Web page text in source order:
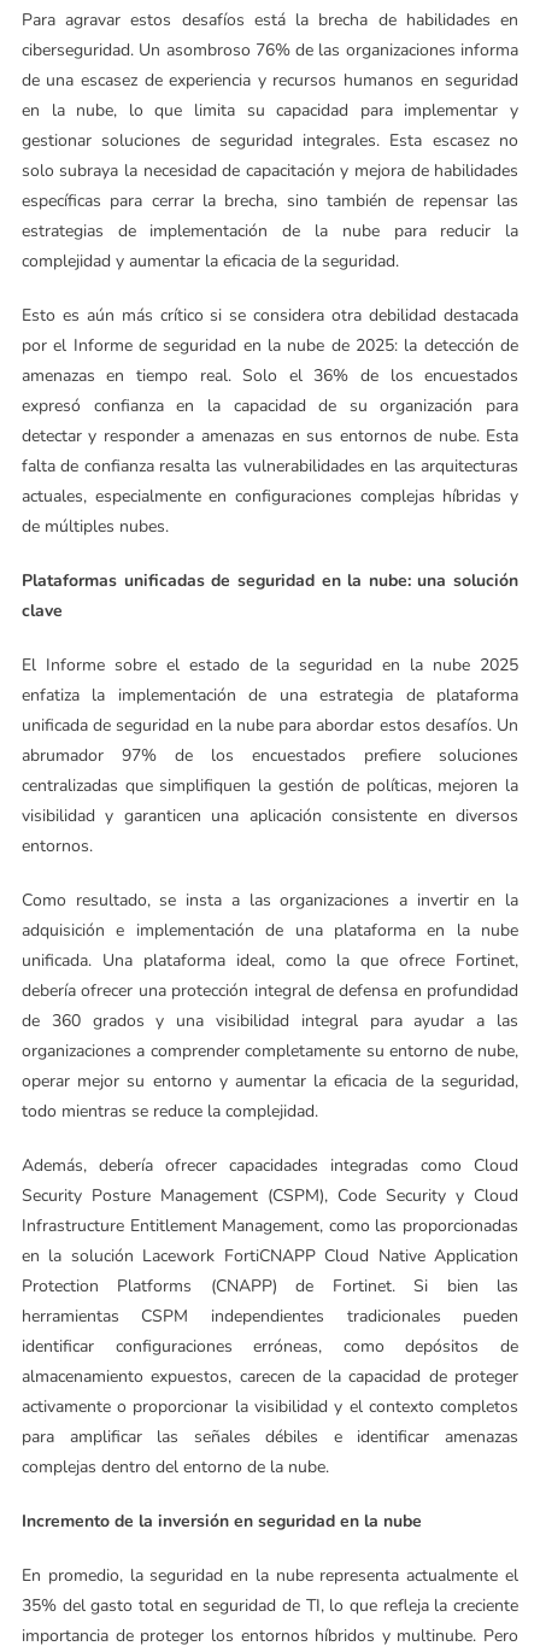
Para agravar estos desafíos está la brecha de habilidades en
ciberseguridad. Un asombroso 76% de las organizaciones informa
de una escasez de experiencia y recursos humanos en seguridad
en la nube, lo que limita su capacidad para implementar y
gestionar soluciones de seguridad integrales. Esta escasez no
solo subraya la necesidad de capacitación y mejora de habilidades
específicas para cerrar la brecha, sino también de repensar las
estrategias de implementación de la nube para reducir la
complejidad y aumentar la eficacia de la seguridad.
Esto es aún más crítico si se considera otra debilidad destacada
por el Informe de seguridad en la nube de 2025: la detección de
amenazas en tiempo real. Solo el 36% de los encuestados
expresó confianza en la capacidad de su organización para
detectar y responder a amenazas en sus entornos de nube. Esta
falta de confianza resalta las vulnerabilidades en las arquitecturas
actuales, especialmente en configuraciones complejas híbridas y
de múltiples nubes.
Plataformas unificadas de seguridad en la nube: una solución
clave
El Informe sobre el estado de la seguridad en la nube 2025
enfatiza la implementación de una estrategia de plataforma
unificada de seguridad en la nube para abordar estos desafíos. Un
abrumador 97% de los encuestados prefiere soluciones
centralizadas que simplifiquen la gestión de políticas, mejoren la
visibilidad y garanticen una aplicación consistente en diversos
entornos.
Como resultado, se insta a las organizaciones a invertir en la
adquisición e implementación de una plataforma en la nube
unificada. Una plataforma ideal, como la que ofrece Fortinet,
debería ofrecer una protección integral de defensa en profundidad
de 360 ​​grados y una visibilidad integral para ayudar a las
organizaciones a comprender completamente su entorno de nube,
operar mejor su entorno y aumentar la eficacia de la seguridad,
todo mientras se reduce la complejidad.
Además, debería ofrecer capacidades integradas como Cloud
Security Posture Management (CSPM), Code Security y Cloud
Infrastructure Entitlement Management, como las proporcionadas
en la solución Lacework FortiCNAPP Cloud Native Application
Protection Platforms (CNAPP) de Fortinet. Si bien las
herramientas CSPM independientes tradicionales pueden
identificar configuraciones erróneas, como depósitos de
almacenamiento expuestos, carecen de la capacidad de proteger
activamente o proporcionar la visibilidad y el contexto completos
para amplificar las señales débiles e identificar amenazas
complejas dentro del entorno de la nube.
Incremento de la inversión en seguridad en la nube
En promedio, la seguridad en la nube representa actualmente el
35% del gasto total en seguridad de TI, lo que refleja la creciente
importancia de proteger los entornos híbridos y multinube. Pero